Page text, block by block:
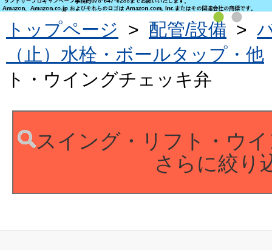
トップページ > 配管/設備 >
（止）水栓・ボールタップ・他
ト・ウイングチェッキ弁
スイング・リフト・ウ
さらに絞り